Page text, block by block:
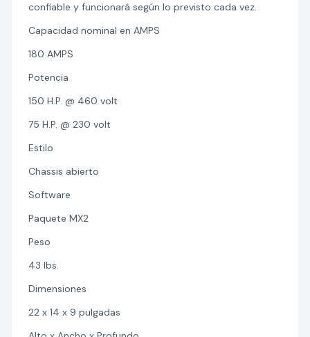
confiable y funcionará según lo previsto cada vez.
Capacidad nominal en AMPS
180 AMPS
Potencia
150 H.P. @ 460 volt
75 H.P. @ 230 volt
Estilo
Chassis abierto
Software
Paquete MX2
Peso
43 lbs.
Dimensiones
22 x 14 x 9 pulgadas